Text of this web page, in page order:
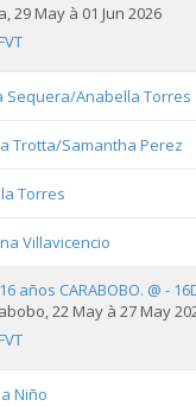
29 May à 01 Jun 2026
Sequera/Anabella Torres
Trotta/Samantha Perez
Torres
Villavicencio
años CARABOBO. @ -
22 May à 27 May
Niño